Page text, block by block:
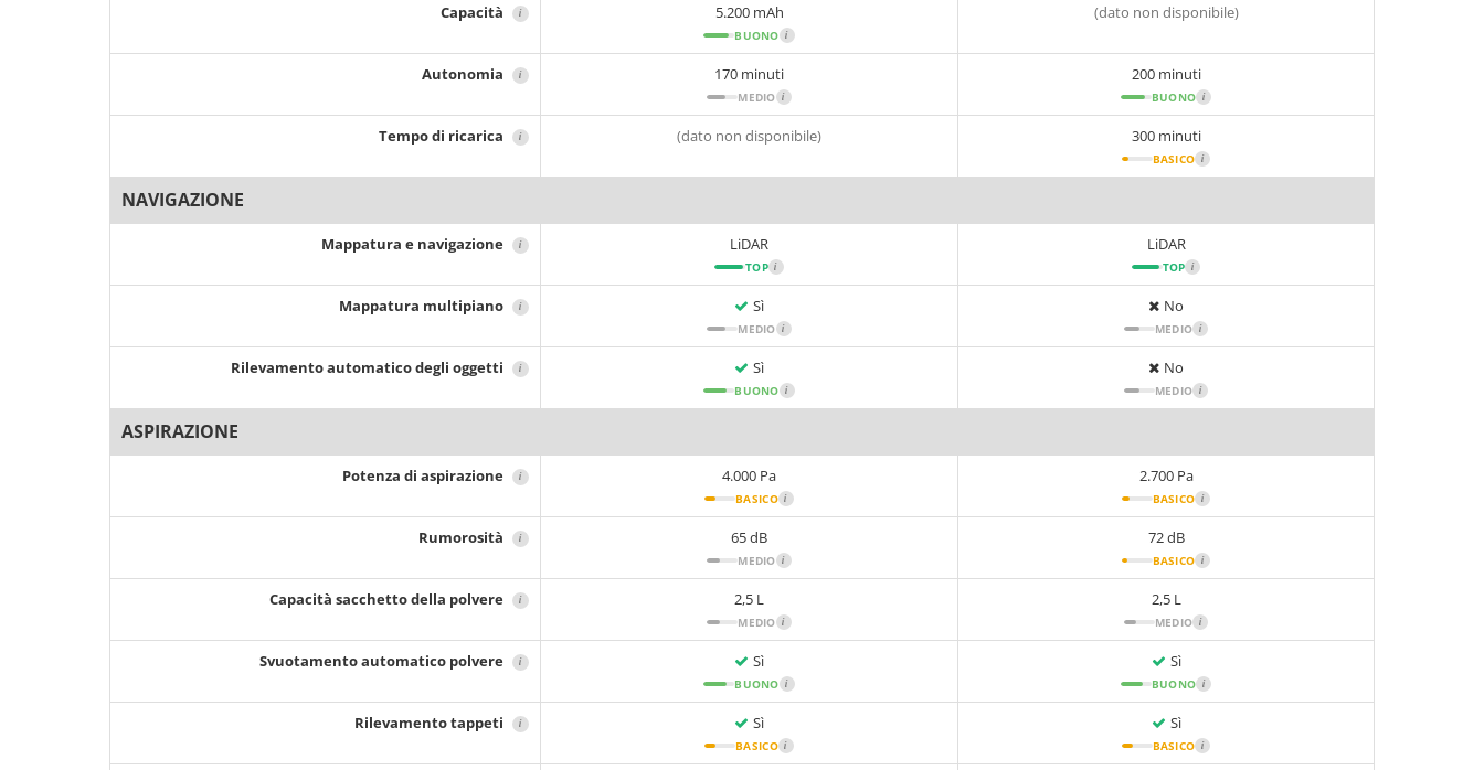
Capacità i 5.200 mAh
BUONO i
(dato non disponibile)
Autonomia i 170 minuti
MEDIO i
200 minuti
BUONO i
Tempo di ricarica i (dato non disponibile) 300 minuti
BASICO i
NAVIGAZIONE
Mappatura e navigazione i LiDAR
TOP i
LiDAR
TOP i
Mappatura multipiano i Sì
MEDIO i
No
MEDIO i
Rilevamento automatico degli oggetti i Sì
BUONO i
No
MEDIO i
ASPIRAZIONE
Potenza di aspirazione i 4.000 Pa
BASICO i
2.700 Pa
BASICO i
Rumorosità i 65 dB
MEDIO i
72 dB
BASICO i
Capacità sacchetto della polvere i 2,5 L
MEDIO i
2,5 L
MEDIO i
Svuotamento automatico polvere i Sì
BUONO i
Sì
BUONO i
Rilevamento tappeti i Sì
BASICO i
Sì
BASICO i